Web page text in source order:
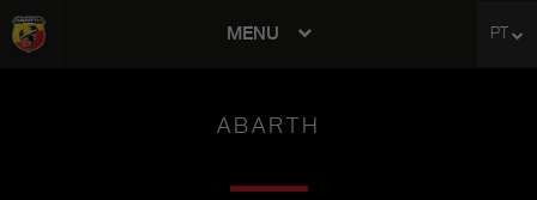
MENU PT
ABARTH